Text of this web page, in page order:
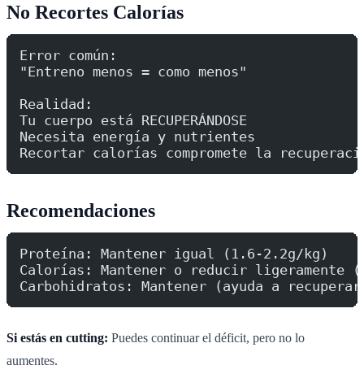
No Recortes Calorías
Error común:
"Entreno menos = como menos"
Realidad:
Tu cuerpo está RECUPERÁNDOSE
Necesita energía y nutrientes
Recortar calorías compromete la
Recomendaciones
Proteína: Mantener igual (1.6-2.2g/kg)
Calorías: Mantener o reducir ligeramente
Carbohidratos: Mantener (ayuda a
Si estás en cutting: Puedes continuar el déficit, pero no lo
aumentes.